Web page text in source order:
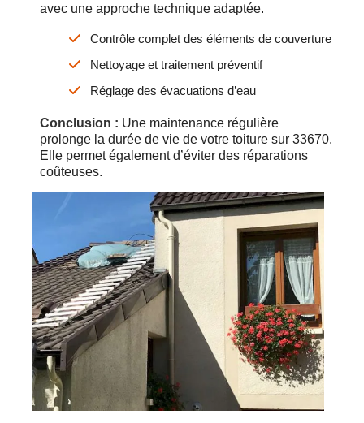
avec une approche technique adaptée.
Contrôle complet des éléments de couverture
Nettoyage et traitement préventif
Réglage des évacuations d’eau
Conclusion : Une maintenance régulière
prolonge la durée de vie de votre toiture sur 33670.
Elle permet également d’éviter des réparations
coûteuses.